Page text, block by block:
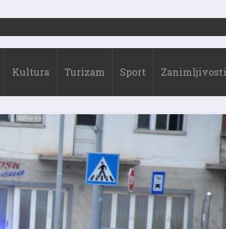
Kultura Turizam Sport Zanimljivosti